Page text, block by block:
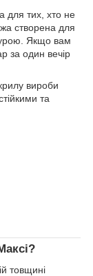
для тих, хто не
створена для
Якщо вам
за один вечір
вироби
та
товщині